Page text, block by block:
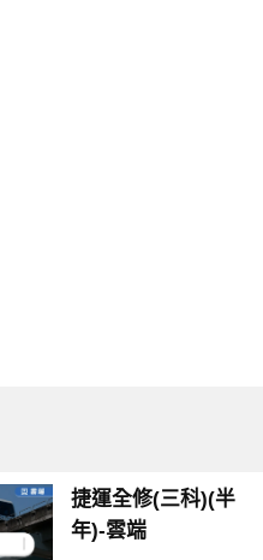
捷運全修(三科)(半
年)-雲端